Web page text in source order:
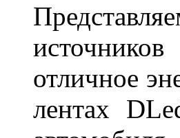
отличное
лентах